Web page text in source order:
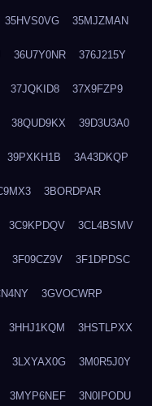
35HVS0VG 35MJZMAN
36U7Y0NR 376J215Y
37JQKID8 37X9FZP9
38QUD9KX 39D3U3A0
39PXKH1B 3A43DKQP
3BORDPAR
3C9KPDQV 3CL4BSMV
3F09CZ9V 3F1DPDSC
3GVOCWRP
3HHJ1KQM 3HSTLPXX
3LXYAX0G 3M0R5J0Y
3MYP6NEF 3N0IPODU